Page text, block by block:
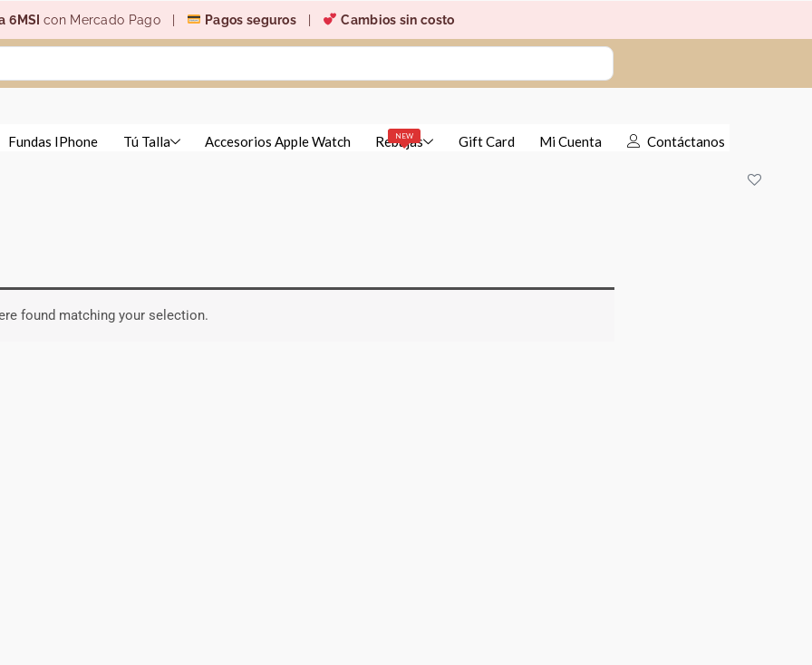
6MSIcon Mercado Pago | Pagos seguros Cambios sin costo
Fundas IPhone Tú Talla Accesorios Apple Watch NEW
Rebajas Gift Card Mi Cuenta Contáctanos
found matching your selection.